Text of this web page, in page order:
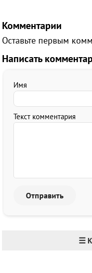
Комментарии
Оставьте первым
Написать
Имя
Текст комментария
☰